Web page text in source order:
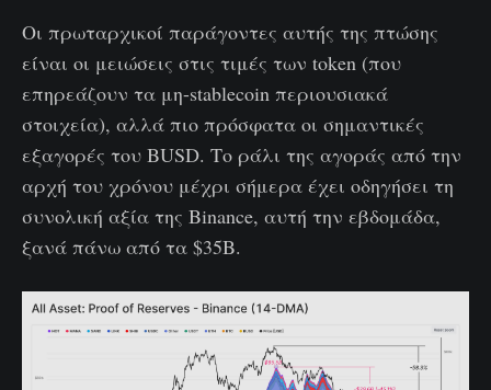
Οι πρωταρχικοί παράγοντες αυτής της πτώσης
είναι οι μειώσεις στις τιμές των token (που
επηρεάζουν τα μη-stablecoin περιουσιακά
στοιχεία), αλλά πιο πρόσφατα οι σημαντικές
εξαγορές του BUSD. Το ράλι της αγοράς από την
αρχή του χρόνου μέχρι σήμερα έχει οδηγήσει τη
συνολική αξία της Binance, αυτή την εβδομάδα,
ξανά πάνω από τα $35B.